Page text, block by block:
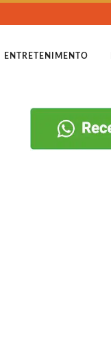
ENTRETENIMENTO